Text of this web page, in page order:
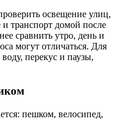
освещение улиц,
и транспорт домой после
сравнить утро, день и
могут отличаться. Для
перекус и паузы,
пешком, велосипед,